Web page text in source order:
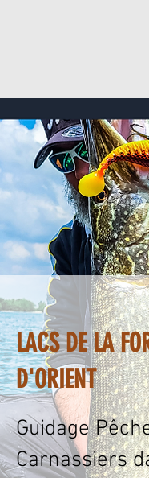
LACS DE LA
D'ORIENT
Guidage
Carnassiers